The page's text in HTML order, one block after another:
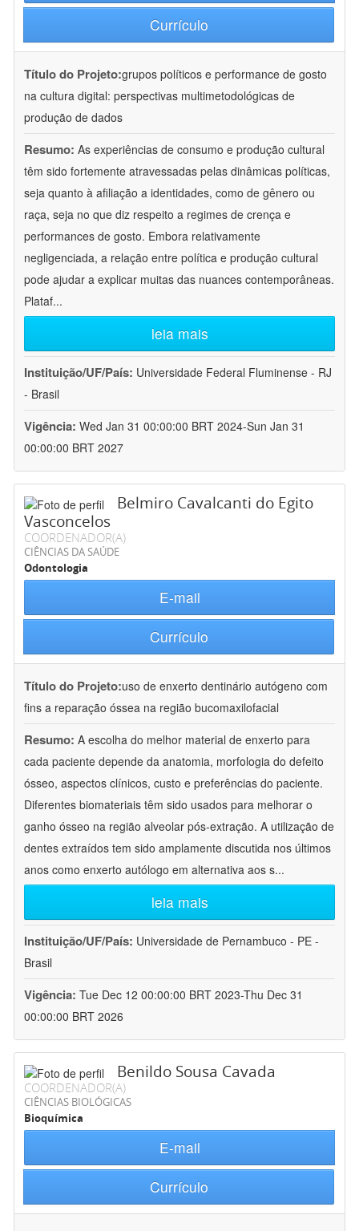
Currículo
Título do Projeto:grupos políticos e performance de gosto
na cultura digital: perspectivas multimetodológicas de
produção de dados
Resumo: As experiências de consumo e produção cultural
têm sido fortemente atravessadas pelas dinâmicas políticas,
seja quanto à afiliação a identidades, como de gênero ou
raça, seja no que diz respeito a regimes de crença e
performances de gosto. Embora relativamente
negligenciada, a relação entre política e produção cultural
pode ajudar a explicar muitas das nuances contemporâneas.
Plataf...
leia mais
Instituição/UF/País: Universidade Federal Fluminense - RJ
- Brasil
Vigência: Wed Jan 31 00:00:00 BRT 2024-Sun Jan 31
00:00:00 BRT 2027
Belmiro Cavalcanti do Egito
Vasconcelos
COORDENADOR(A)
CIÊNCIAS DA SAÚDE
Odontologia
E-mail
Currículo
Título do Projeto:uso de enxerto dentinário autógeno com
fins a reparação óssea na região bucomaxilofacial
Resumo: A escolha do melhor material de enxerto para
cada paciente depende da anatomia, morfologia do defeito
ósseo, aspectos clínicos, custo e preferências do paciente.
Diferentes biomateriais têm sido usados para melhorar o
ganho ósseo na região alveolar pós-extração. A utilização de
dentes extraídos tem sido amplamente discutida nos últimos
anos como enxerto autólogo em alternativa aos s...
leia mais
Instituição/UF/País: Universidade de Pernambuco - PE -
Brasil
Vigência: Tue Dec 12 00:00:00 BRT 2023-Thu Dec 31
00:00:00 BRT 2026
Benildo Sousa Cavada
COORDENADOR(A)
CIÊNCIAS BIOLÓGICAS
Bioquímica
E-mail
Currículo